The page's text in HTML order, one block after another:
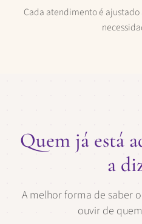
Cada atendimento é
Quem já está
a
A melhor forma de saber
ouvir de